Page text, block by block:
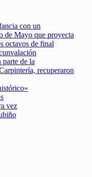
con un
de Mayo que proyecta
octavos de final
de la
recuperaron
vez